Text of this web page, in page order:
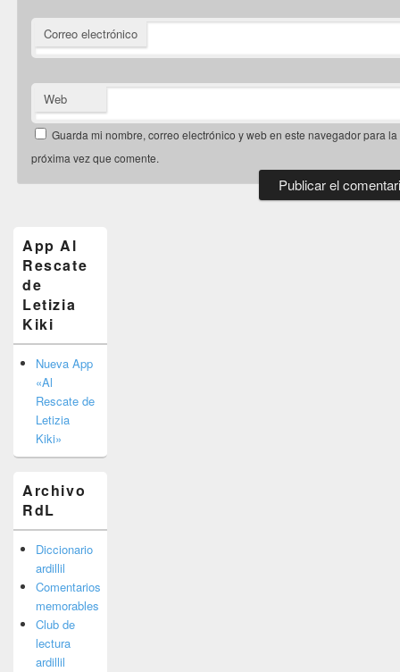
Correo electrónico
Web
Guarda mi nombre, correo electrónico y web en este navegador para la
próxima vez que comente.
widget
barra
lateral
primaria
App Al
Rescate
de
Letizia
Kiki
Nueva App
«Al
Rescate de
Letizia
Kiki»
Archivo
RdL
Diccionario
ardillil
Comentarios
memorables
Club de
lectura
ardillil